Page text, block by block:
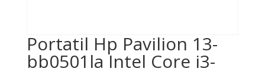
Portatil Hp Pavilion 13-
bb0501la Intel Core i3-